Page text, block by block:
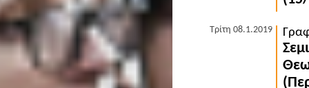
Τρίτη 08.1.2019